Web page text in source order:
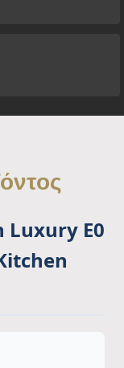
Luxury E0